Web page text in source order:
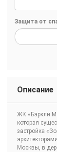
Защита от
Описание
ЖК «Баркли
которая
застройка
Москвы, в